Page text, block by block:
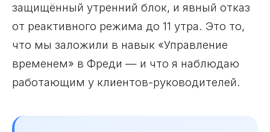
защищённый утренний блок, и явный отказ
от реактивного режима до 11 утра. Это то,
что мы заложили в навык «Управление
временем» в Фреди — и что я наблюдаю
работающим у клиентов-руководителей.